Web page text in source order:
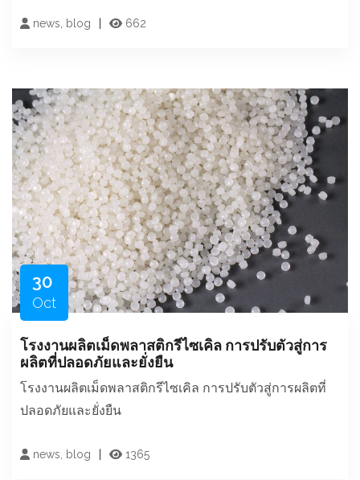
news, blog 662
30
Oct
โรงงานผลิตเม็ดพลาสติกรีไซเคิล การปรับตัวสู่การ
ผลิตที่ปลอดภัยและยั่งยืน
โรงงานผลิตเม็ดพลาสติกรีไซเคิล การปรับตัวสู่การผลิตที่
ปลอดภัยและยั่งยืน
news, blog 1365